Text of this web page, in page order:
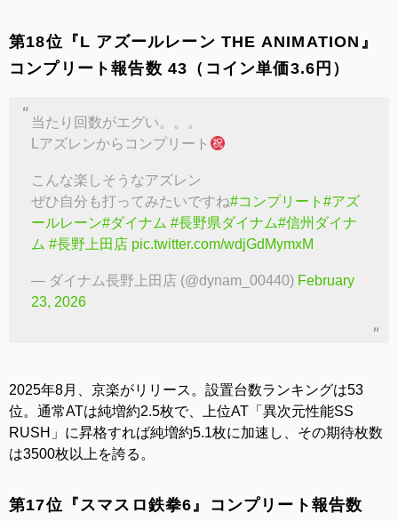
第18位『L アズールレーン THE ANIMATION』
コンプリート報告数 43（コイン単価3.6円）
当たり回数がエグい。。。
Lアズレンからコンプリート
こんな楽しそうなアズレン
ぜひ自分も打ってみたいですね#コンプリート #アズ
ールレーン#ダイナム #長野県ダイナム#信州ダイナ
ム #長野上田店 pic.twitter.com/wdjGdMymxM
— ダイナム長野上田店 (@dynam_00440) February
23, 2026
2025年8月、京楽がリリース。設置台数ランキングは53
位。通常ATは純増約2.5枚で、上位AT「異次元性能SS
RUSH」に昇格すれば純増約5.1枚に加速し、その期待枚数
は3500枚以上を誇る。
第17位『スマスロ鉄拳6』コンプリート報告数